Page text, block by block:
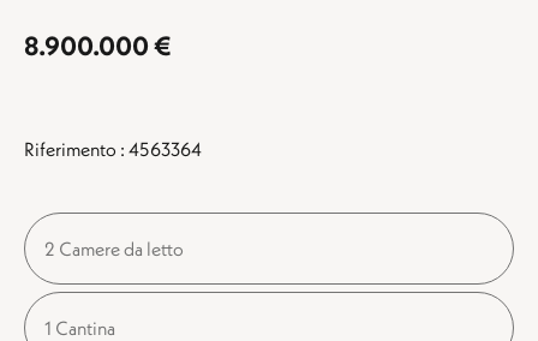
8.900.000 €
Riferimento : 4563364
2 Camere da letto
1 Cantina